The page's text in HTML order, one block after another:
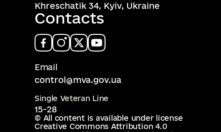
Khreschatik 34, Kyiv, Ukraine
Contacts
Email
control@mva.gov.ua
Single Veteran Line
15-28
© All content is available under license
Creative Commons Attribution 4.0